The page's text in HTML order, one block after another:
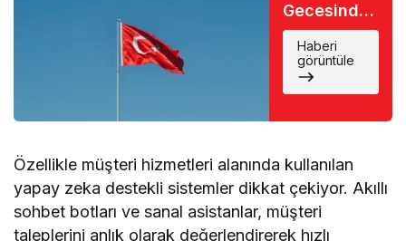
Gecesinde
Büyük Şok:
Favori İsim
Eli Boş
Döndü
Haberi
görüntüle
Özellikle müşteri hizmetleri alanında kullanılan
yapay zeka destekli sistemler dikkat çekiyor. Akıllı
sohbet botları ve sanal asistanlar, müşteri
taleplerini anlık olarak değerlendirerek hızlı